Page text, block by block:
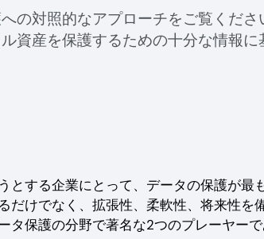
の対照的なアプローチをご覧くだ
産を保護するための十分な情報に
とする企業にとって、データの保護が最
けでなく、拡張性、柔軟性、将来性を
タ保護の分野で著名な2つのプレーヤー